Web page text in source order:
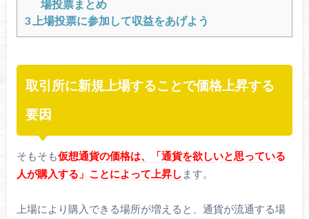
場投票まとめ
3上場投票に参加して収益をあげよう
取引所に新規上場することで価格上昇する
要因
そもそも仮想通貨の価格は、「通貨を欲しいと思っている
人が購入する」ことによって上昇し ます。
上場により購入できる場所が増えると、通貨が流通する場